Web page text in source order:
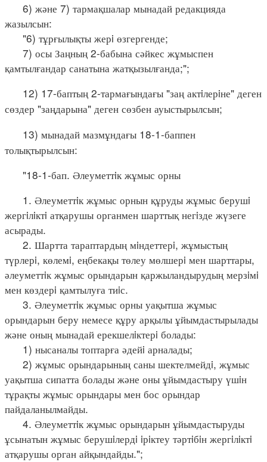
6) және 7) тармақшалар мынадай редакцияда
жазылсын:
"6) тұрғылықты жерi өзгергенде;
7) осы Заңның 2-бабына сәйкес жұмыспен
қамтылғандар санатына жатқызылғанда;";
12) 17-баптың 2-тармағындағы "заң актiлерiне" деген
сөздер "заңдарына" деген сөзбен ауыстырылсын;
13) мынадай мазмұндағы 18-1-баппен
толықтырылсын:
"18-1-бап. Әлеуметтiк жұмыс орны
1. Әлеуметтiк жұмыс орнын құруды жұмыс берушi
жергiлiктi атқарушы органмен шарттық негiзде жүзеге
асырады.
2. Шартта тараптардың мiндеттерi, жұмыстың
түрлерi, көлемi, еңбекақы төлеу мөлшерi мен шарттары,
әлеуметтiк жұмыс орындарын қаржыландырудың мерзiмi
мен көздерi қамтылуға тиiс.
3. Әлеуметтiк жұмыс орны уақытша жұмыс
орындарын беру немесе құру арқылы ұйымдастырылады
және оның мынадай ерекшелiктерi болады:
1) нысаналы топтарға әдейi арналады;
2) жұмыс орындарының саны шектелмейдi, жұмыс
уақытша сипатта болады және оны ұйымдастыру үшiн
тұрақты жұмыс орындары мен бос орындар
пайдаланылмайды.
4. Әлеуметтiк жұмыс орындарын ұйымдастыруды
ұсынатын жұмыс берушiлердi iрiктеу тәртiбiн жергiлiктi
атқарушы орган айқындайды.";